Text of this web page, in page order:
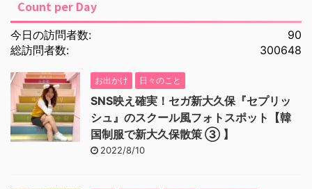
Count per Day
90
今日の訪問者数:
300648
総訪問者数:
お出かけ 日々のこと
SNS映え確実！セガ新大久保『セプリッ
シュ』のスクール風フォトスポット【韓
国制服で新大久保散策 ③ 】
2022/8/10